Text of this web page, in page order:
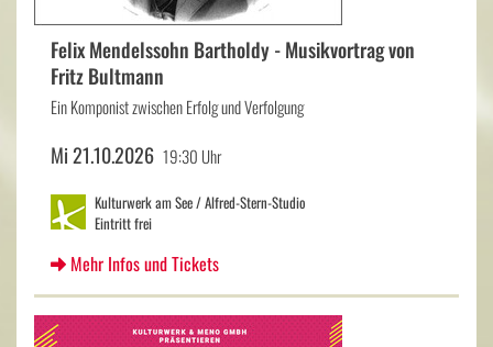
Felix Mendelssohn Bartholdy - Musikvortrag von
Fritz Bultmann
Ein Komponist zwischen Erfolg und Verfolgung
Mi 21.10.2026 19:30 Uhr
Kulturwerk am See / Alfred-Stern-Studio
Eintritt frei
Mehr Infos und Tickets